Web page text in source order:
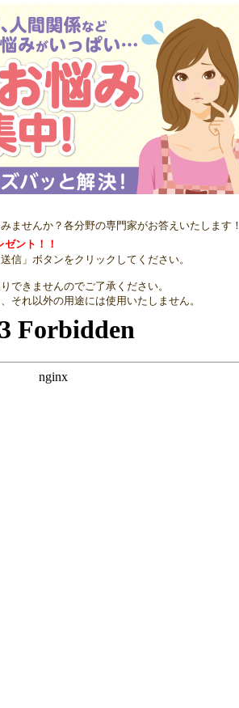
せんか？各分野の専門家がお答えいたします！
ント！！
信」ボタンをクリックしてください。
できませんのでご了承ください。
それ以外の用途には使用いたしません。